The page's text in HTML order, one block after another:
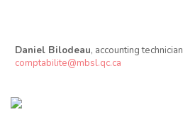
Daniel Bilodeau, accounting technician
comptabilite@mbsl.qc.ca